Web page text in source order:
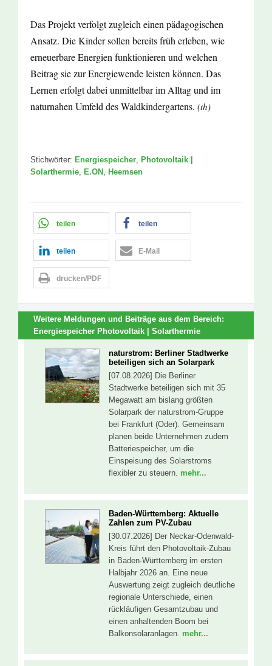
Das Projekt verfolgt zugleich einen pädagogischen
Ansatz. Die Kinder sollen bereits früh erleben, wie
erneuerbare Energien funktionieren und welchen
Beitrag sie zur Energiewende leisten können. Das
Lernen erfolgt dabei unmittelbar im Alltag und im
naturnahen Umfeld des Waldkindergartens. (th)
Stichwörter: Energiespeicher
Photovoltaik |
Solarthermie
E.ON Heemsen
teilen teilen
teilen E-Mail
drucken/PDF
Weitere Meldungen und Beiträge aus dem Bereich:
Energiespeicher Photovoltaik | Solarthermie
naturstrom: Berliner Stadtwerke
beteiligen sich an Solarpark
[07.08.2026] Die Berliner
Stadtwerke beteiligen sich mit 35
Megawatt am bislang größten
Solarpark der naturstrom-Gruppe
bei Frankfurt (Oder). Gemeinsam
planen beide Unternehmen zudem
Batteriespeicher, um die
Einspeisung des Solarstroms
flexibler zu steuern. mehr...
Baden-Württemberg: Aktuelle
Zahlen zum PV-Zubau
[30.07.2026] Der Neckar-Odenwald-
Kreis führt den Photovoltaik-Zubau
in Baden-Württemberg im ersten
Halbjahr 2026 an. Eine neue
Auswertung zeigt zugleich deutliche
regionale Unterschiede, einen
rückläufigen Gesamtzubau und
einen anhaltenden Boom bei
Balkonsolaranlagen. mehr...